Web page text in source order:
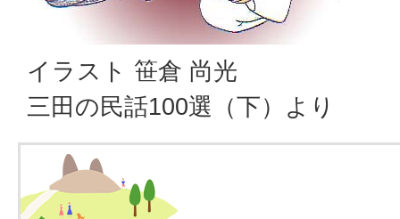
イラスト 笹倉 尚光
三田の民話100選（下）より